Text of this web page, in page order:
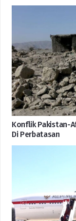
Konflik Pakistan-
Di Perbatasan